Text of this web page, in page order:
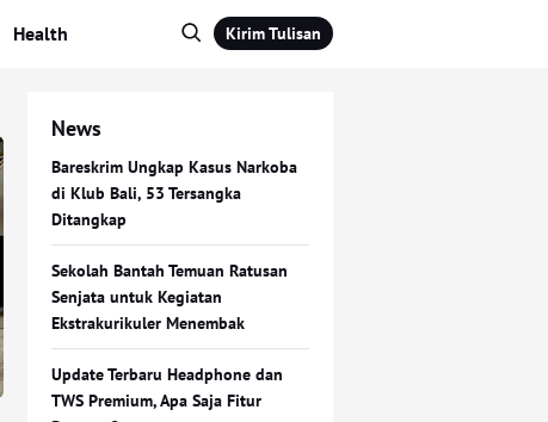
Health Kirim Tulisan
News
Bareskrim Ungkap Kasus Narkoba
di Klub Bali, 53 Tersangka
Ditangkap
Sekolah Bantah Temuan Ratusan
Senjata untuk Kegiatan
Ekstrakurikuler Menembak
Update Terbaru Headphone dan
TWS Premium, Apa Saja Fitur